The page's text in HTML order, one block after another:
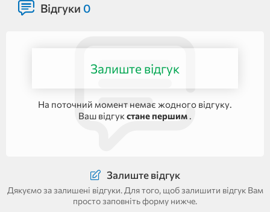
Відгуки 0
Залиште відгук
На поточний момент немає жодного відгуку.
Ваш відгук стане першим .
Залиште відгук
Дякуємо за залишені відгуки. Для того, щоб залишити відгук Вам
просто заповніть форму нижче.